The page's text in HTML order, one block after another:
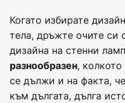
Когато избирате
тела, дръжте очите си
дизайна на стенни
разнообразен,
се дължи и на факта,
към дългата, дълга